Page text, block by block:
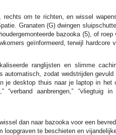
om te richten, en wissel
Granaten (G) dwingen
bazooka (5), of
geïnformeerd, terwijl hardcore
ranglijsten en slimme
zodat wedstrijden
desktop thuis naar je laptop in het
aanbrengen,” “vliegtuig
dan naar bazooka voor een
te beschieten en